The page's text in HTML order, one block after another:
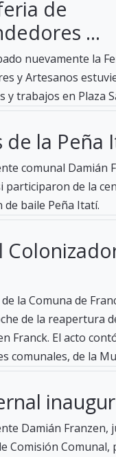
de
...
nuevamente la
y Artesanos
y trabajos en Plaza
de la Peña
comunal Damián
participaron de la
de baile Peña Itatí.
la Comuna de
de la reapertura
Franck. El acto
comunales, de la
Damián Franzen,
Comisión Comunal,